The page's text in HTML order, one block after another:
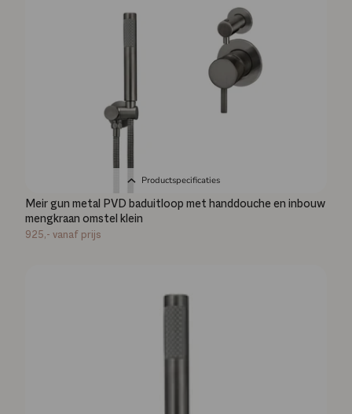
Productspecificaties
Meir gun metal PVD baduitloop met handdouche en inbouw
mengkraan omstel klein
925,- vanaf prijs